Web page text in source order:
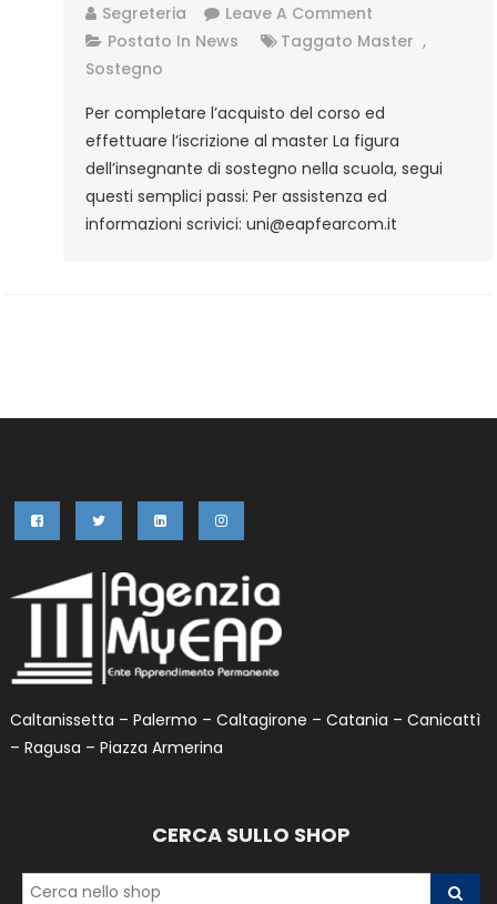
Segreteria Leave A Comment
La
Di
Sostegno
Nella
Scuola
–
Postato In News Taggato Master ,
Sostegno
Per completare l’acquisto del corso ed
effettuare l’iscrizione al master La figura
dell’insegnante di sostegno nella scuola, segui
questi semplici passi: Per assistenza ed
informazioni scrivici: uni@eapfearcom.it
Caltanissetta – Palermo – Caltagirone – Catania – Canicattì
– Ragusa – Piazza Armerina
CERCA SULLO SHOP